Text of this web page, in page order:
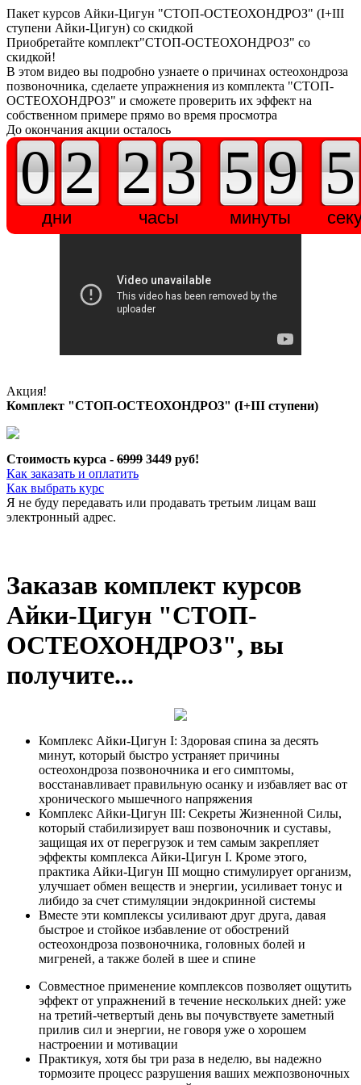
Пакет курсов Айки-Цигун "СТОП-ОСТЕОХОНДРОЗ" (I+III
ступени Айки-Цигун) со скидкой
Приобретайте комплект"СТОП-ОСТЕОХОНДРОЗ" со
скидкой!
В этом видео вы подробно узнаете о причинах остеохондроза
позвоночника, сделаете упражнения из комплекта "СТОП-
ОСТЕОХОНДРОЗ" и сможете проверить их эффект на
собственном примере прямо во время просмотра
До окончания акции осталось
02
дни
23
часы
59
минуты
Акция!
Комплект "СТОП-ОСТЕОХОНДРОЗ" (I+III ступени)
Стоимость курса - 6999 3449 руб!
Как заказать и оплатить
Как выбрать курс
Я не буду передавать или продавать третьим лицам ваш
электронный адрес.
Заказав комплект курсов
Айки-Цигун "СТОП-
ОСТЕОХОНДРОЗ", вы
получите...
Комплекс Айки-Цигун I: Здоровая спина за десять
минут, который быстро устраняет причины
остеохондроза позвоночника и его симптомы,
восстанавливает правильную осанку и избавляет вас от
хронического мышечного напряжения
Комплекс Айки-Цигун III: Секреты Жизненной Силы,
который стабилизирует ваш позвоночник и суставы,
защищая их от перегрузок и тем самым закрепляет
эффекты комплекса Айки-Цигун I. Кроме этого,
практика Айки-Цигун III мощно стимулирует организм,
улучшает обмен веществ и энергии, усиливает тонус и
либидо за счет стимуляции эндокринной системы
Вместе эти комплексы усиливают друг друга, давая
быстрое и стойкое избавление от обострений
остеохондроза позвоночника, головных болей и
мигреней, а также болей в шее и спине
Совместное применение комплексов позволяет ощутить
эффект от упражнений в течение нескольких дней: уже
на третий-четвертый день вы почувствуете заметный
прилив сил и энергии, не говоря уже о хорошем
настроении и мотивации
Практикуя, хотя бы три раза в неделю, вы надежно
тормозите процесс разрушения ваших межпозвоночных